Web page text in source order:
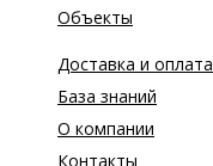
Объекты
Доставка и оплата
База знаний
О компании
Контакты